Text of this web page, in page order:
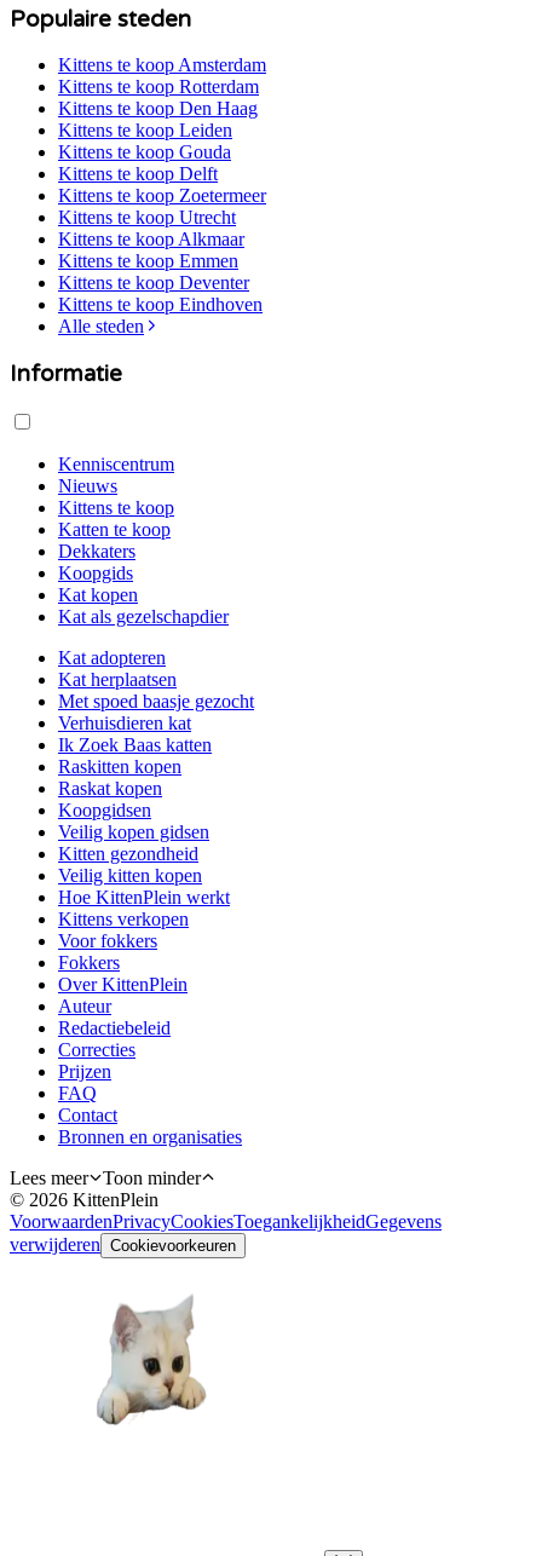
Populaire steden
Kittens te koopAmsterdam
Kittens te koop Rotterdam
Kittens te koop Den Haag
Kittens te koop Leiden
Kittens te koop Gouda
Kittens te koop Delft
Kittens te koop Zoetermeer
Kittens te koop Utrecht
Kittens te koopAlkmaar
Kittens te koop Emmen
Kittens te koop Deventer
Kittens te koop Eindhoven
Alle steden
Informatie
Kenniscentrum
Nieuws
Kittens te koop
Katten te koop
Dekkaters
Koopgids
Kat kopen
Kat als gezelschapdier
Kat adopteren
Kat herplaatsen
Met spoed baasje gezocht
Verhuisdieren kat
Ik Zoek Baas katten
Raskitten kopen
Raskat kopen
Koopgidsen
Veilig kopen gidsen
Kitten gezondheid
Veilig kitten kopen
Hoe KittenPlein werkt
Kittens verkopen
Voor fokkers
Fokkers
Over KittenPlein
Auteur
Redactiebeleid
Correcties
Prijzen
FAQ
Contact
Bronnen en organisaties
Lees meer
Toon minder
© 2026 KittenPlein
VoorwaardenPrivacyCookiesToegankelijkheidGegevens
verwijderen Cookievoorkeuren